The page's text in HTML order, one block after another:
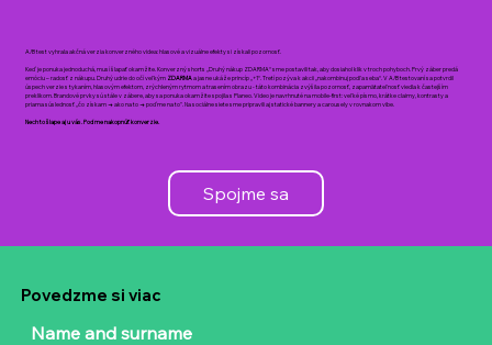
A/B test vyhrala akčná verzia konverzného videa: hlasové a vizuálne efekty si získali pozornosť.
Keď je ponuka jednoduchá, musí šlapať okamžite. Konverzný shorts „Druhý nákup ZDARMA“ sme postavili tak, aby dosiahol klik v troch pohyboch. Prvý záber predá
emóciu – radosť z nákupu. Druhý udrie do očí veľkým ZDARMAa jasne ukáže princíp „+1“. Tretí pozýva k akcii „nakombinuj podľa seba“. V A/B testovaní sa potvrdil
úspech verzie s tykaním, hlasovým efektom, zrýchleným rytmom a trasením obrazu - táto kombinácia zvýšila pozornosť, zapamätateľnosť viedla k častejším
preklikom. Brandové prvky sú stále v zábere, aby sa ponuka okamžite spojila s Planeo. Video je navrhnuté na mobile-first: veľké písmo, krátke claimy, kontrasty a
priama súslednosť „čo získam → ako na to → poďme na to". Na sociálne siete sme pripravili aj statické bannery a carousely v rovnakom vibe.
Nech to šlape aj u vás. Poďme nakopnúť konverzie.
Spojme sa
Povedzme si viac
Name and surname